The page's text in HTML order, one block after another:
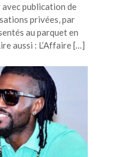
avec publication de
privées, par
au parquet en
aussi : L’Affaire […]